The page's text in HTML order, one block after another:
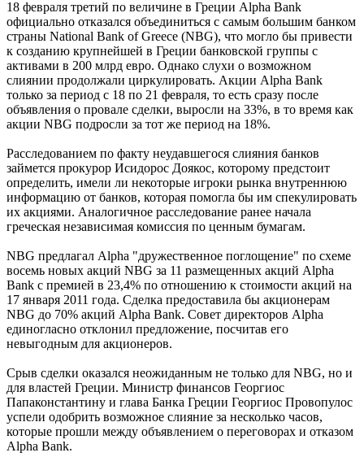
18 февраля третий по величине в Греции Alpha Bank
официально отказался объединиться с самым большим банком
страны National Bank of Greece (NBG), что могло бы привести
к созданию крупнейшей в Греции банковской группы с
активами в 200 млрд евро. Однако слухи о возможном
слиянии продолжали циркулировать. Акции Alpha Bank
только за период с 18 по 21 февраля, то есть сразу после
объявления о провале сделки, выросли на 33%, в то время как
акции NBG подросли за тот же период на 18%.
Расследованием по факту неудавшегося слияния банков
займется прокурор Исидорос Доякос, которому предстоит
определить, имели ли некоторые игроки рынка внутреннюю
информацию от банков, которая помогла бы им спекулировать
их акциями. Аналогичное расследование ранее начала
греческая независимая комиссия по ценным бумагам.
NBG предлагал Alpha "дружественное поглощение" по схеме
восемь новых акций NBG за 11 размещенных акций Alpha
Bank с премией в 23,4% по отношению к стоимости акций на
17 января 2011 года. Сделка предоставила бы акционерам
NBG до 70% акций Alpha Bank. Совет директоров Alpha
единогласно отклонил предложение, посчитав его
невыгодным для акционеров.
Срыв сделки оказался неожиданным не только для NBG, но и
для властей Греции. Министр финансов Георгиос
Папаконстантину и глава Банка Греции Георгиос Провопулос
успели одобрить возможное слияние за несколько часов,
которые прошли между объявлением о переговорах и отказом
Alpha Bank.